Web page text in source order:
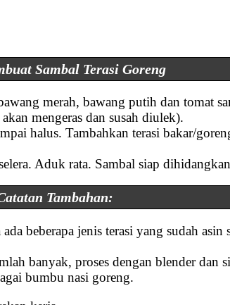
Sambal Terasi Goreng
merah, bawang putih dan tomat
mengeras dan susah diulek).
halus. Tambahkan terasi bakar/
Aduk rata. Sambal siap
Tambahan:
beberapa jenis terasi yang sudah asin
banyak, proses dengan blender dan
bumbu nasi goreng.